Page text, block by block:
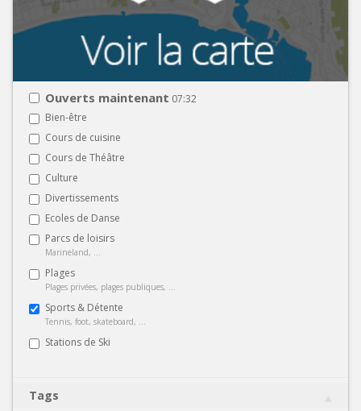
Ouverts maintenant 07:32
Bien-être
Cours de cuisine
Cours de Théâtre
Culture
Divertissements
Ecoles de Danse
Parcs de loisirs
Marineland, ...
Plages
Plages privées, plages publiques, ...
Sports & Détente
Tennis, foot, skateboard, ...
Stations de Ski
Tags